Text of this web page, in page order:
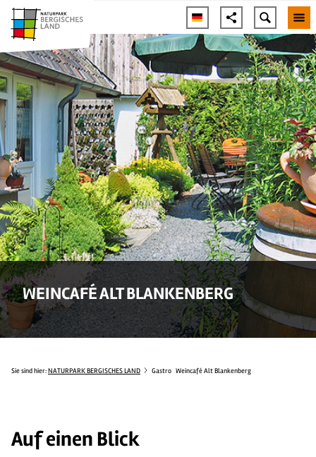
WEINCAFÉ ALT BLANKENBERG
Sie sind hier:NATURPARK BERGISCHES LAND Gastro Weincafé Alt Blankenberg
Auf einen Blick